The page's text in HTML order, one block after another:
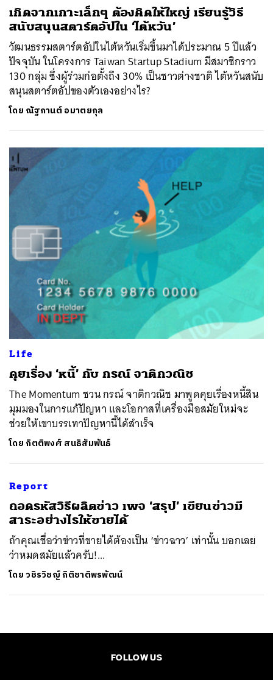
เกิดจากเกาะเล็กๆ ต้องคิดให้ใหญ่ เรียนรู้วิธี
สนับสนุนสตาร์ตอัปใน ‘ไต้หวัน’
วัฒนธรรมสตาร์ตอัปในไต้หวันเริ่มขึ้นมาได้ประมาณ 5 ปีแล้ว
ปัจจุบัน ในโครงการ Taiwan Startup Stadium มีสมาชิกราว
130 กลุ่ม ซึ่งผู้ร่วมก่อตั้งถึง 30% เป็นชาวต่างชาติ ไต้หวันสนับ
สนุนสตาร์ตอัปของตัวเองอย่างไร?
โดย ณัฐกานต์ อมาตยกุล
Life
คุยเรื่อง ‘หนี้’ กับ กรณ์ จาติกวณิช
The Momentum ชวน กรณ์ จาติกวณิช มาพูดคุยเรื่องหนี้สิน
มุมมองในการแก้ปัญหา และโอกาสที่เครื่องมือสมัยใหม่จะ
ช่วยให้เขาบรรเทาปัญหานี้ได้สำเร็จ
โดย กิตติพงศ์ สนธิสัมพันธ์
Report
ถอดรหัสวิธีผลิตข่าว เพจ ‘สรุป’ เขียนข่าวมี
สาระอย่างไรให้ขายได้
ถ้าคุณเชื่อว่าข่าวที่ขายได้ต้องเป็น ‘ข่าวฉาว’ เท่านั้น บอกเลย
ว่าหมดสมัยแล้วครับ!...
โดยวชิรวิชญ์ กิติชาติพรพัฒน์
FOLLOW US